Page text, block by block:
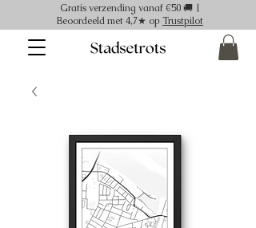
Gratis verzending vanaf €50 🚚 |
Beoordeeld met 4,7★ op Trustpilot